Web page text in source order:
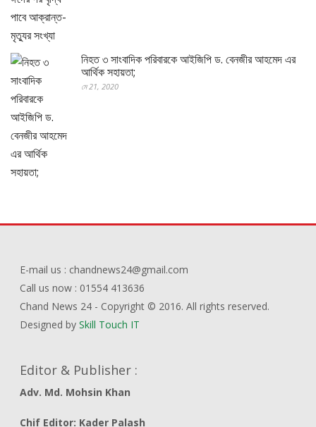
নিহত ৩ সাংবাদিক পরিবারকে আইজিপি ড. বেনজীর আহমেদ এর
আর্থিক সহায়তা;
মে 21, 2020
E-mail us : chandnews24@gmail.com
Call us now : 01554 413636
Chand News 24 - Copyright © 2016. All rights reserved.
Designed bySkill Touch IT
Editor & Publisher :
Adv. Md. Mohsin Khan
Chif Editor: Kader Palash